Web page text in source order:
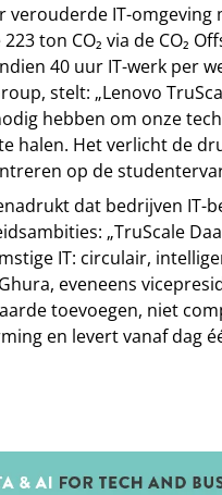
verouderde IT-omgeving
ton CO₂ via de CO₂
40 uur IT-werk per
stelt: „Lenovo
hebben om onze
halen. Het verlicht de
op de
dat bedrijven IT-
„TruScale
IT: circulair,
eveneens
toevoegen, niet
en levert vanaf dag